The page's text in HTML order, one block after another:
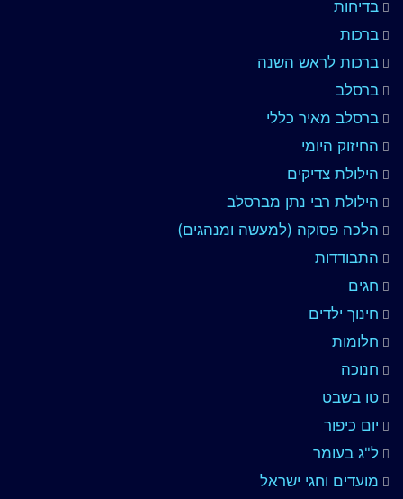
בדיחות
ברכות
ברכות לראש השנה
ברסלב
ברסלב מאיר כללי
החיזוק היומי
הילולת צדיקים
הילולת רבי נתן מברסלב
הלכה פסוקה (למעשה ומנהגים)
התבודדות
חגים
חינוך ילדים
חלומות
חנוכה
טו בשבט
יום כיפור
ל"ג בעומר
מועדים וחגי ישראל